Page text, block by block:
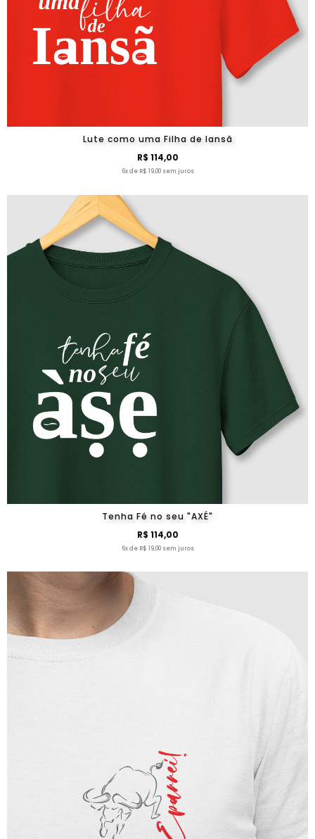
Lute como uma Filha de Iansã
R$ 114,00
6x de R$ 19,00 sem juros
Tenha Fé no seu "AXÉ"
R$ 114,00
6x de R$ 19,00 sem juros